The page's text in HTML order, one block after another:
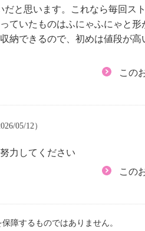
と思います。これなら毎回ス
ていたものはふにゃふにゃと
納できるので、初めは値段が
この
05/12）
力してください
この
障するものではありません。